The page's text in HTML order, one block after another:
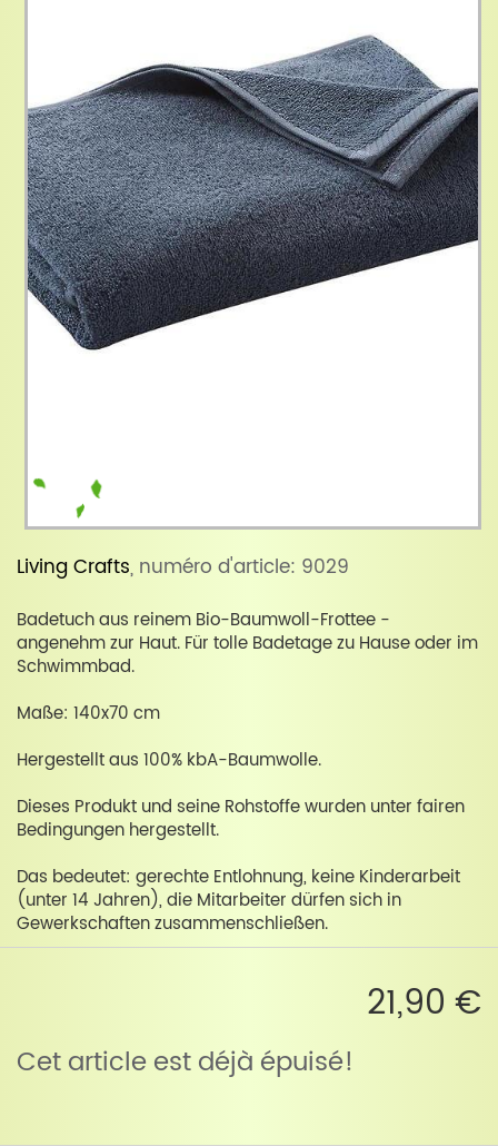
Living Crafts, numéro d'article: 9029
Badetuch aus reinem Bio-Baumwoll-Frottee -
angenehm zur Haut. Für tolle Badetage zu Hause oder im
Schwimmbad.
Maße: 140x70 cm
Hergestellt aus 100% kbA-Baumwolle.
Dieses Produkt und seine Rohstoffe wurden unter fairen
Bedingungen hergestellt.
Das bedeutet: gerechte Entlohnung, keine Kinderarbeit
(unter 14 Jahren), die Mitarbeiter dürfen sich in
Gewerkschaften zusammenschließen.
21,90 €
Cet article est déjà épuisé!